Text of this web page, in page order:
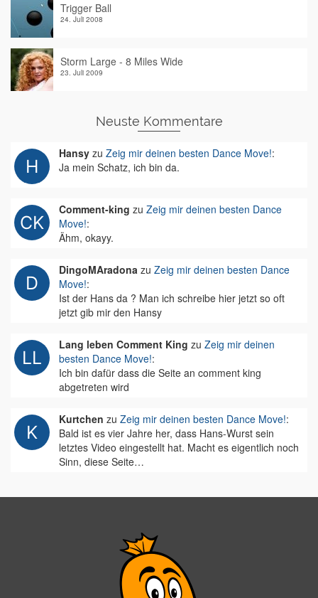
Trigger Ball
24. Juli 2008
Storm Large - 8 Miles Wide
23. Juli 2009
Neuste Kommentare
Hansy zu Zeig mir deinen besten Dance Move!:
Ja mein Schatz, ich bin da.
Comment-king zu Zeig mir deinen besten Dance
Move!:
Ähm, okayy.
DingoMAradona zu Zeig mir deinen besten Dance
Move!:
Ist der Hans da ? Man ich schreibe hier jetzt so oft
jetzt gib mir den Hansy
Lang leben Comment King zu Zeig mir deinen
besten Dance Move!:
Ich bin dafür dass die Seite an comment king
abgetreten wird
Kurtchen zu Zeig mir deinen besten Dance Move!:
Bald ist es vier Jahre her, dass Hans-Wurst sein
letztes Video eingestellt hat. Macht es eigentlich noch
Sinn, diese Seite…